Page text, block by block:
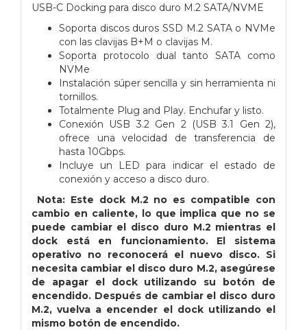
USB-C Docking para disco duro M.2 SATA/NVME
Soporta discos duros SSD M.2 SATA o NVMe
con las clavijas B+M o clavijas M.
Soporta protocolo dual tanto SATA como
NVMe
Instalación súper sencilla y sin herramienta ni
tornillos.
Totalmente Plug and Play. Enchufar y listo.
Conexión USB 3.2 Gen 2 (USB 3.1 Gen 2),
ofrece una velocidad de transferencia de
hasta 10Gbps.
Incluye un LED para indicar el estado de
conexión y acceso a disco duro.
Nota: Este dock M.2 no es compatible con
cambio en caliente, lo que implica que no se
puede cambiar el disco duro M.2 mientras el
dock está en funcionamiento. El sistema
operativo no reconocerá el nuevo disco. Si
necesita cambiar el disco duro M.2, asegúrese
de apagar el dock utilizando su botón de
encendido. Después de cambiar el disco duro
M.2, vuelva a encender el dock utilizando el
mismo botón de encendido.